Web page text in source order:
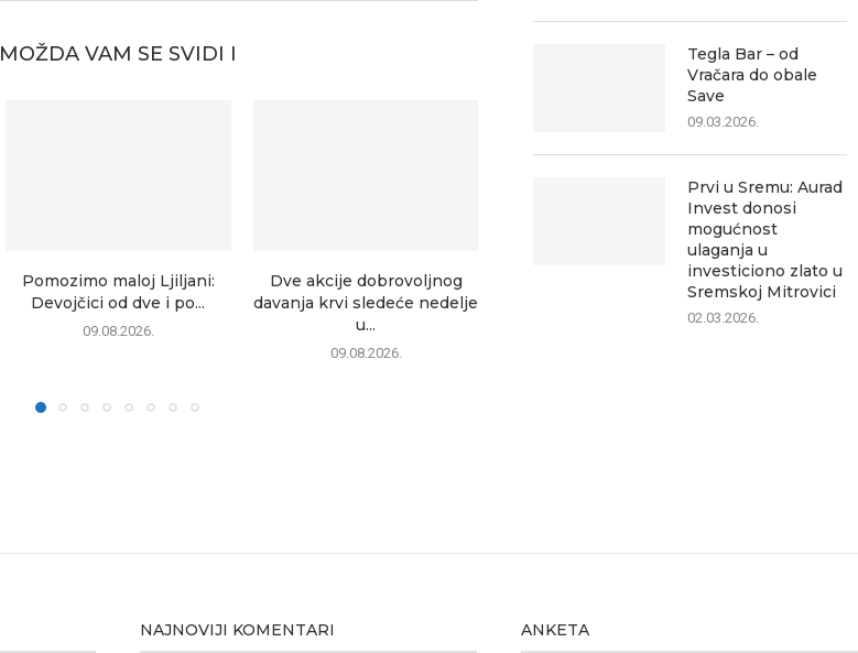
MOŽDA VAM SE SVIDI I
Pomozimo maloj Ljiljani:
Devojčici od dve i po...
09.08.2026.
Dve akcije dobrovoljnog
davanja krvi sledeće nedelje
u...
09.08.2026.
Više od 850 trkača „trčalo za
Vozači
da voze
Tegla Bar – od
Vračara do obale
Save
09.03.2026.
Prvi u Sremu: Aurad
Invest donosi
mogućnost
ulaganja u
investiciono zlato u
Sremskoj Mitrovici
02.03.2026.
NAJNOVIJI KOMENTARI ANKETA